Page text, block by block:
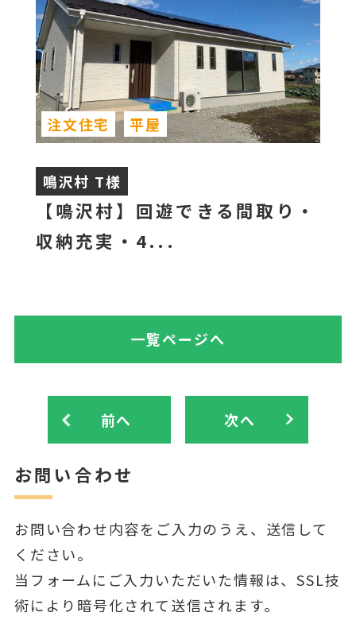
鳴沢村 T様
【鳴沢村】回遊できる間取り・
収納充実・4...
注文住宅 平屋
前へ
一覧ページへ
次へ
お問い合わせ
お問い合わせ内容をご入力のうえ、送信して
ください。
当フォームにご入力いただいた情報は、SSL技
術により暗号化されて送信されます。